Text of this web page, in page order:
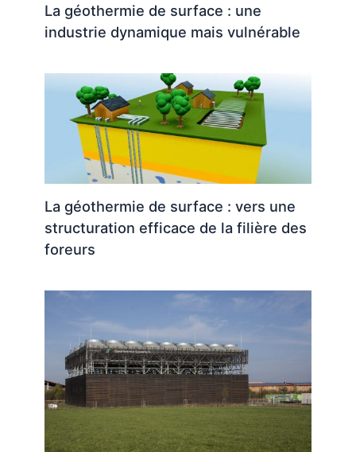
La géothermie de surface : une
industrie dynamique mais vulnérable
La géothermie de surface : vers une
structuration efficace de la filière des
foreurs